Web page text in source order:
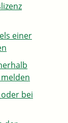
einer
bei